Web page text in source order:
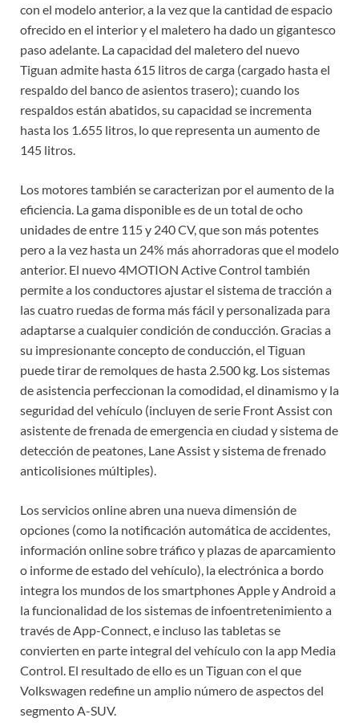
con el modelo anterior, a la vez que la cantidad de espacio
ofrecido en el interior y el maletero ha dado un gigantesco
paso adelante. La capacidad del maletero del nuevo
Tiguan admite hasta 615 litros de carga (cargado hasta el
respaldo del banco de asientos trasero); cuando los
respaldos están abatidos, su capacidad se incrementa
hasta los 1.655 litros, lo que representa un aumento de
145 litros.
Los motores también se caracterizan por el aumento de la
eficiencia. La gama disponible es de un total de ocho
unidades de entre 115 y 240 CV, que son más potentes
pero a la vez hasta un 24% más ahorradoras que el modelo
anterior. El nuevo 4MOTION Active Control también
permite a los conductores ajustar el sistema de tracción a
las cuatro ruedas de forma más fácil y personalizada para
adaptarse a cualquier condición de conducción. Gracias a
su impresionante concepto de conducción, el Tiguan
puede tirar de remolques de hasta 2.500 kg. Los sistemas
de asistencia perfeccionan la comodidad, el dinamismo y la
seguridad del vehículo (incluyen de serie Front Assist con
asistente de frenada de emergencia en ciudad y sistema de
detección de peatones, Lane Assist y sistema de frenado
anticolisiones múltiples).
Los servicios online abren una nueva dimensión de
opciones (como la notificación automática de accidentes,
información online sobre tráfico y plazas de aparcamiento
o informe de estado del vehículo), la electrónica a bordo
integra los mundos de los smartphones Apple y Android a
la funcionalidad de los sistemas de infoentretenimiento a
través de App-Connect, e incluso las tabletas se
convierten en parte integral del vehículo con la app Media
Control. El resultado de ello es un Tiguan con el que
Volkswagen redefine un amplio número de aspectos del
segmento A-SUV.